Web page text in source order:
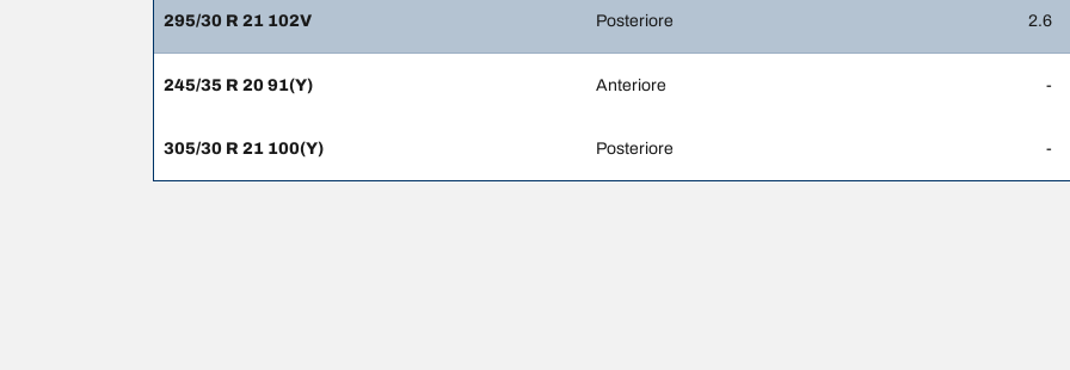
295/30 R 21 102V Posteriore 2.6
245/35 R 20 91(Y) Anteriore -
305/30 R 21 100(Y) Posteriore -